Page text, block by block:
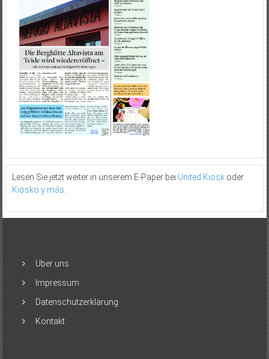
Lesen Sie jetzt weiter in unserem E-Paper bei United Kioskoder
Kiosko y más.
Über uns
Impressum
Datenschutzerklärung
Kontakt